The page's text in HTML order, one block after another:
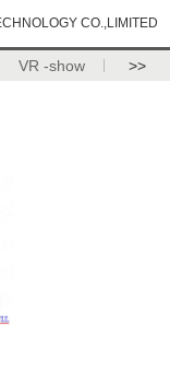
CO.,LIMITED
VR -show >>